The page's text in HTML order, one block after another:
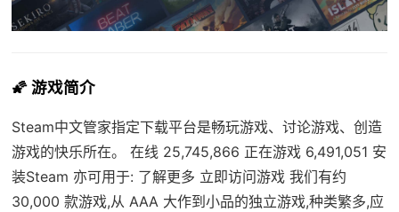
🌠 游戏简介
Steam中文管家指定下载平台是畅玩游戏、讨论游戏、创造
游戏的快乐所在。 在线 25,745,866 正在游戏 6,491,051 安
装Steam 亦可用于: 了解更多 立即访问游戏 我们有约
30,000 款游戏,从 AAA 大作到小品的独立游戏,种类繁多,应